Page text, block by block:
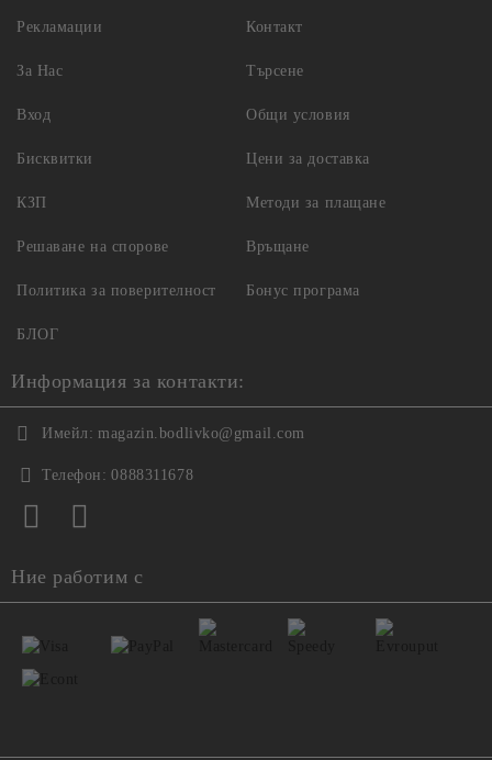
Рекламации
За Нас
Вход
Контакт
Търсене
Общи условия
Бисквитки
КЗП
Решаване на спорове
Политика за поверителност
Цени за доставка
Методи за плащане
Връщане
Бонус програма
БЛОГ
Информация за контакти:
Имейл: magazin.bodlivko@gmail.com
Телефон: 0888311678
Ние работим с